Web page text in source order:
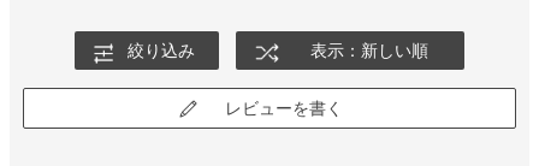
絞り込み 表示：新しい順
レビューを書く